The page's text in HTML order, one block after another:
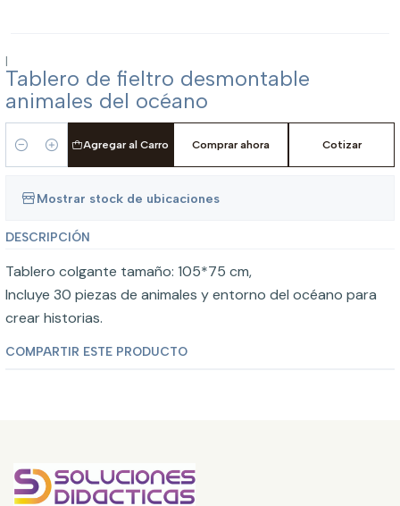
|
Tablero de fieltro desmontable
animales del océano
Cantidad
Agregar al Carro Comprar ahora Cotizar
Mostrar stock de ubicaciones
DESCRIPCIÓN
Tablero colgante tamaño: 105*75 cm,
Incluye 30 piezas de animales y entorno del océano para
crear historias.
COMPARTIR ESTE PRODUCTO